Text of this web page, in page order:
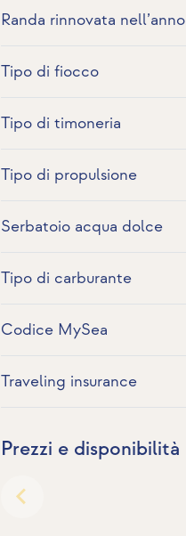
Randa rinnovata nell’anno
Tipo di fiocco
Tipo di timoneria
Tipo di propulsione
Serbatoio acqua dolce
Tipo di carburante
Codice MySea
Traveling insurance
Prezzi e disponibilità